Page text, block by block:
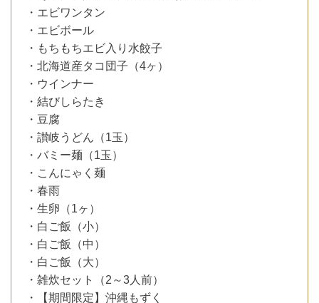
・エビワンタン
・エビボール
・もちもちエビ入り水餃子
・北海道産タコ団子（4ヶ）
・ウインナー
・結びしらたき
・豆腐
・讃岐うどん（1玉）
・バミー麺（1玉）
・こんにゃく麺
・春雨
・生卵（1ヶ）
・白ご飯（小）
・白ご飯（中）
・白ご飯（大）
・雑炊セット（2～3人前）
・【期間限定】沖縄もずく